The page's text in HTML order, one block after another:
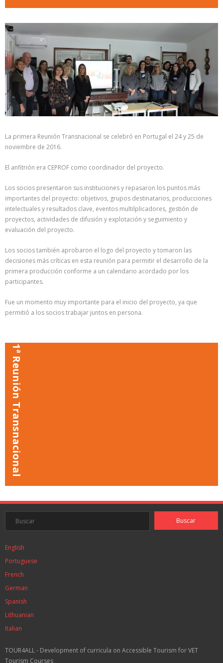
La primera Reunión Transnacional se celebró en Portugal el 24 y 25 de
noviembre de 2016.
El anfitrión era CEPROF como coordinador del proyecto.
Los socios presentaron sus instituciones y repasaron los puntos más
importantes del proyecto: objetivos, grupos destinatarios, producciones
intelectuales y resultados clave, eventos multilplicadores, gestión de
proyectos, actividades de difusión y explotación y seguimiento y
evaluación del proyecto.
Los socios también aprobaron el logo del proyecto y tomaron las
decisiones más críticas en esta reunión para permitir el desarrollo de la
primera producción conforme a un calendario acordado por los
participantes.
Fue un momento muy importante para el inicio del proyecto, ya que
permitió a los socios trabajar juntos en persona.
1ª Reunión Transnacional
English
Portuguese
French
German
Spanish
Lithuanian
Italian
TOUR4ALL - Development of curricula on Accessible Tourism for VET
Tourism Courses